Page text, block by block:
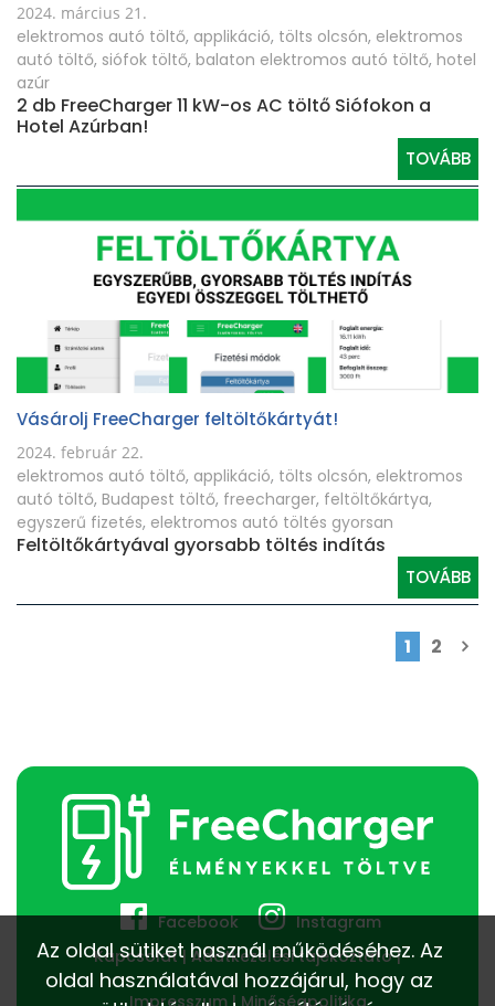
2024. március 21.
elektromos autó töltő, applikáció, tölts olcsón, elektromos
autó töltő, siófok töltő, balaton elektromos autó töltő, hotel
azúr
2 db FreeCharger 11 kW-os AC töltő Siófokon a
Hotel Azúrban!
TOVÁBB
Vásárolj FreeCharger feltöltőkártyát!
2024. február 22.
elektromos autó töltő, applikáció, tölts olcsón, elektromos
autó töltő, Budapest töltő, freecharger, feltöltőkártya,
egyszerű fizetés, elektromos autó töltés gyorsan
Feltöltőkártyával gyorsabb töltés indítás
TOVÁBB
1 2
Facebook
Instagram
Kapcsolat
Adatkezelési tájékoztató
Az oldal sütiket használ működéséhez. Az
oldal használatával hozzájárul, hogy az